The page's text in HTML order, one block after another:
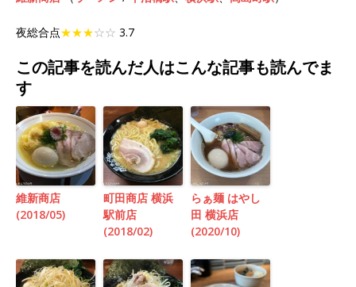
夜総合点★★★☆☆ 3.7
この記事を読んだ人はこんな記事も読んでま
す
維新商店
(2018/05)
町田商店 横浜
駅前店
(2018/02)
らぁ麺 はやし
田 横浜店
(2020/10)